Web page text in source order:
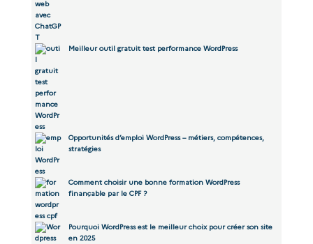
Meilleur outil gratuit test performance WordPress
Opportunités d’emploi WordPress – métiers, compétences,
stratégies
Comment choisir une bonne formation WordPress
finançable par le CPF ?
Pourquoi WordPress est le meilleur choix pour créer son site
en 2025